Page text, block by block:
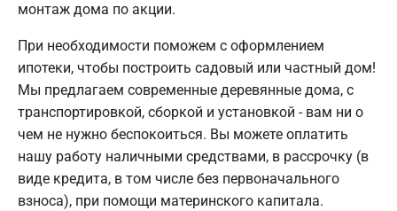
монтаж дома по акции.
При необходимости поможем с оформлением
ипотеки, чтобы построить садовый или частный дом!
Мы предлагаем современные деревянные дома, с
транспортировкой, сборкой и установкой - вам ни о
чем не нужно беспокоиться. Вы можете оплатить
нашу работу наличными средствами, в рассрочку (в
виде кредита, в том числе без первоначального
взноса), при помощи материнского капитала.